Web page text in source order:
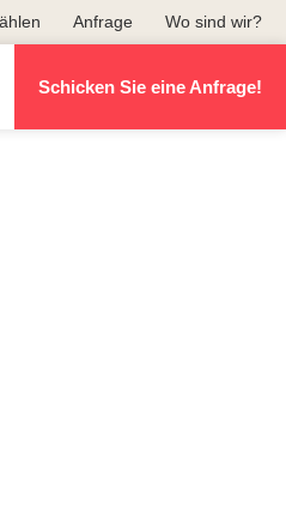
Anfrage Wo sind wir?
Schicken Sie eine Anfrage!